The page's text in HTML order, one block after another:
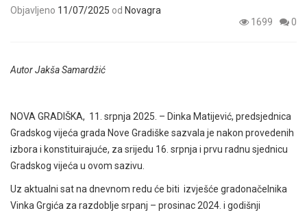
Objavljeno 11/07/2025 od Novagra
1699
0
Autor Jakša Samardžić
NOVA GRADIŠKA, 11. srpnja 2025. – Dinka Matijević, predsjednica
Gradskog vijeća grada Nove Gradiške sazvala je nakon provedenih
izbora i konstituirajuće, za srijedu 16. srpnja i prvu radnu sjednicu
Gradskog vijeća u ovom sazivu.
Uz aktualni sat na dnevnom redu će biti izvješće gradonačelnika
Vinka Grgića za razdoblje srpanj – prosinac 2024. i godišnji